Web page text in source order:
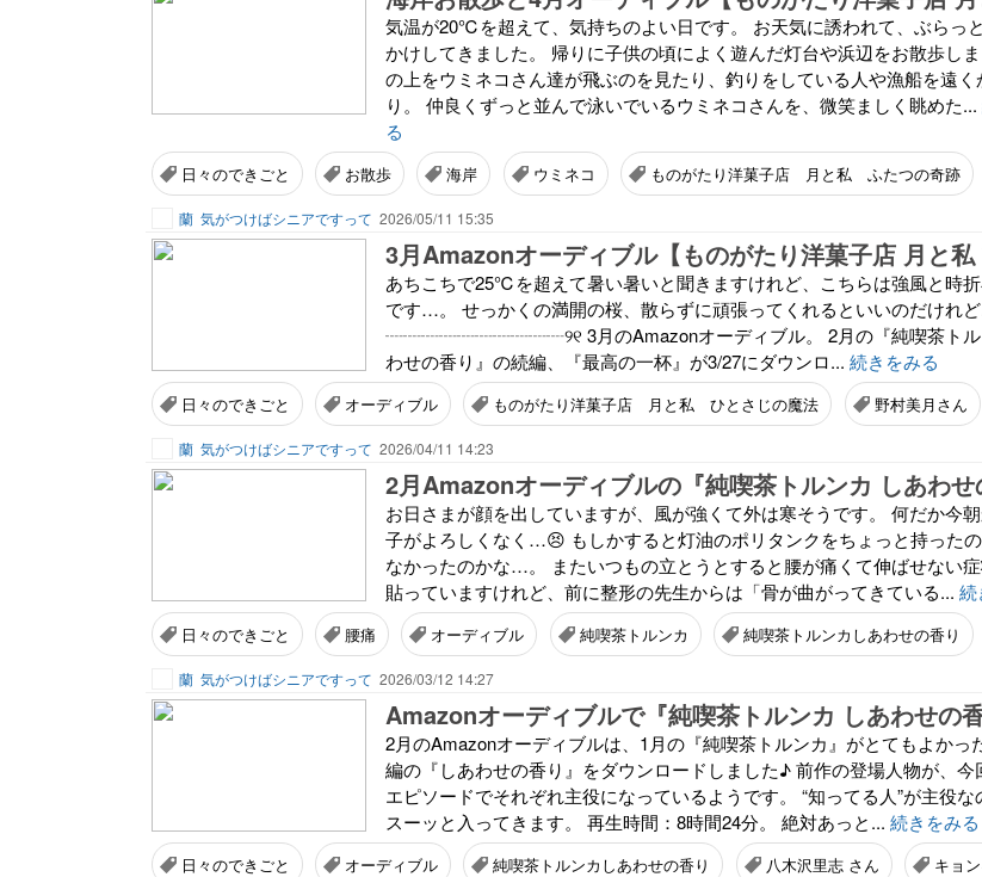
気温が20℃を超えて、気持ちのよい日です。 お天気に誘われて、ぶらっ
かけしてきました。 帰りに子供の頃によく遊んだ灯台や浜辺をお散歩し
の上をウミネコさん達が飛ぶのを見たり、釣りをしている人や漁船を遠く
り。 仲良くずっと並んで泳いでいるウミネコさんを、微笑ましく眺めた...
る
日々のできごと お散歩 海岸 ウミネコ ものがたり洋菓子店 月と私 ふたつの奇跡
蘭 気がつけばシニアですって 2026/05/11 15:35
あちこちで25℃を超えて暑い暑いと聞きますけれど、こちらは強風と時
です…。 せっかくの満開の桜、散らずに頑張ってくれるといいのだけれ
┈┈┈┈┈┈┈┈┈┈୨୧ 3月のAmazonオーディブル。 2月の『純喫茶トル
わせの香り』の続編、『最高の一杯』が3/27にダウンロ... 続きをみる
日々のできごと オーディブル ものがたり洋菓子店 月と私 ひとさじの魔法 野村美月さん
蘭 気がつけばシニアですって 2026/04/11 14:23
お日さまが顔を出していますが、風が強くて外は寒そうです。 何だか今
子がよろしくなく…😣 もしかすると灯油のポリタンクをちょっと持った
なかったのかな…。 またいつもの立とうとすると腰が痛くて伸ばせない
貼っていますけれど、前に整形の先生からは「骨が曲がってきている... 続
日々のできごと 腰痛 オーディブル 純喫茶トルンカ 純喫茶トルンカしあわせの香り
蘭 気がつけばシニアですって 2026/03/12 14:27
2月のAmazonオーディブルは、1月の『純喫茶トルンカ』がとてもよかっ
編の『しあわせの香り』をダウンロードしました♪ 前作の登場人物が、今
エピソードでそれぞれ主役になっているようです。 “知ってる人”が主役
スーッと入ってきます。 再生時間：8時間24分。 絶対あっと... 続きをみる
日々のできごと オーディブル 純喫茶トルンカしあわせの香り 八木沢里志 さん キョン